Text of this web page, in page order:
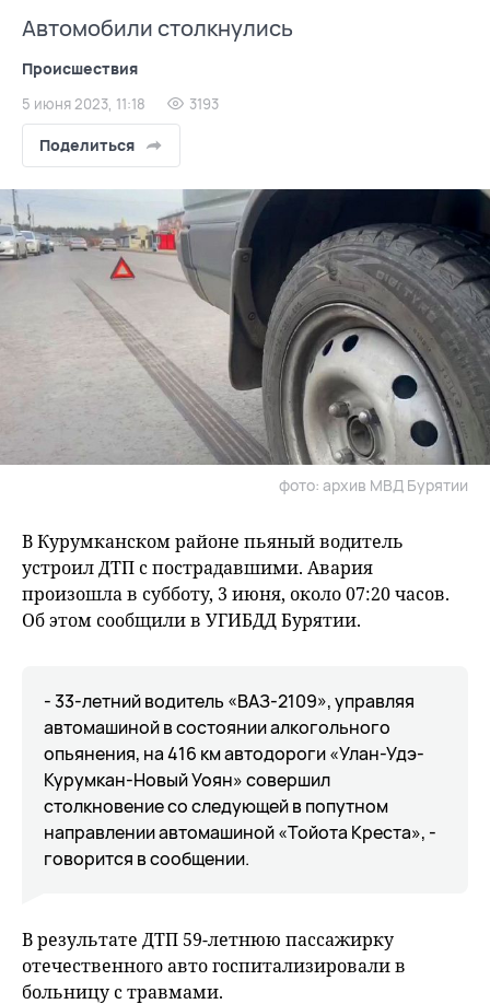
Автомобили столкнулись
Происшествия
5 июня 2023, 11:18 3193
Поделиться
фото: архив МВД Бурятии
В Курумканском районе пьяный водитель
устроил ДТП с пострадавшими. Авария
произошла в субботу, 3 июня, около 07:20 часов.
Об этом сообщили в УГИБДД Бурятии.
- 33-летний водитель «ВАЗ-2109», управляя
автомашиной в состоянии алкогольного
опьянения, на 416 км автодороги «Улан-Удэ-
Курумкан-Новый Уоян» совершил
столкновение со следующей в попутном
направлении автомашиной «Тойота Креста», -
говорится в сообщении.
В результате ДТП 59-летнюю пассажирку
отечественного авто госпитализировали в
больницу с травмами.